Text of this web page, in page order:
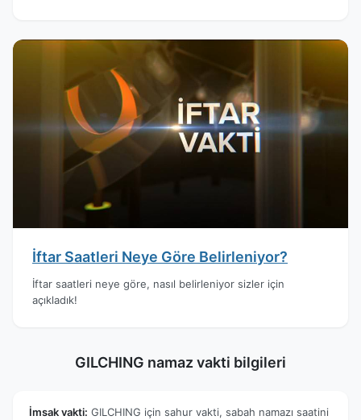
İftar Saatleri Neye Göre Belirleniyor?
İftar saatleri neye göre, nasıl belirleniyor sizler için
açıkladık!
GILCHING namaz vakti bilgileri
İmsak vakti: GILCHING için sahur vakti, sabah namazı saatini